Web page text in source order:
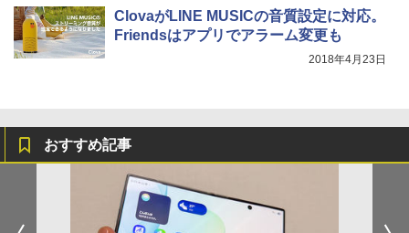
ClovaがLINE MUSICの音質設定に対応。
Friendsはアプリでアラーム変更も
2018年4月23日
おすすめ記事